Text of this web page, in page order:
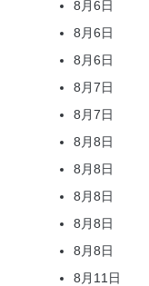
8月6日
8月6日
8月6日
8月7日
8月7日
8月8日
8月8日
8月8日
8月8日
8月8日
8月11日